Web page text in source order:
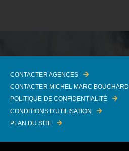
CONTACTER AGENCES
CONTACTER MICHEL MARC BOUCHARD
POLITIQUE DE CONFIDENTIALITÉ
CONDITIONS D'UTILISATION
PLAN DU SITE